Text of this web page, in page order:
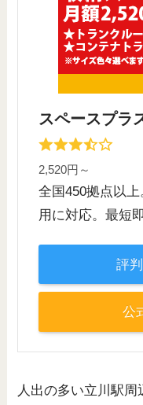
スペースプラ
2,520円～
全国450拠点以
用に対応。最短
評
公
人出の多い立川駅